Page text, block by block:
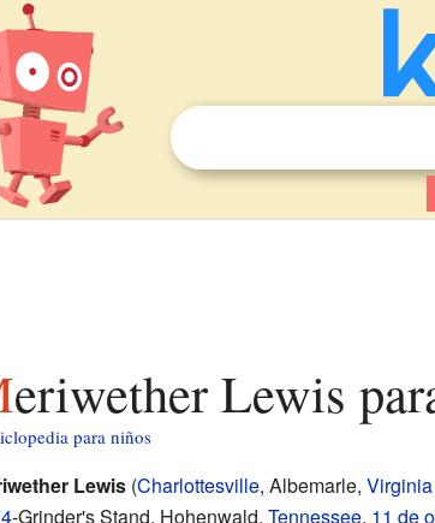
Meriwether Lewis
para niños
Lewis(Charlottesville, Albemarle, Virginia
-Grinder's Stand, Hohenwald, Tennessee, 11 de